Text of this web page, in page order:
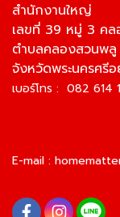
สำนักงานใหญ่
เลขที่ 39 หมู่ 3 ค
ตำบลคลองสวนพลู
จังหวัดพระนครศรี
เบอร์โทร : 082 614
E-mail :